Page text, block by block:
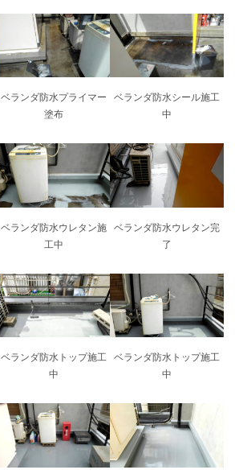
ベランダ防水プライマー
塗布
ベランダ防水シール施工
中
ベランダ防水ウレタン施
工中
ベランダ防水ウレタン完
了
ベランダ防水トップ施工
中
ベランダ防水トップ施工
中